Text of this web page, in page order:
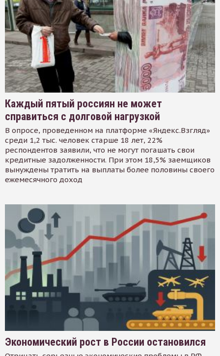
Каждый пятый россиян не может
справиться с долговой нагрузкой
В опросе, проведенном на платформе «Яндекс.Взгляд»
среди 1,2 тыс. человек старше 18 лет, 22%
респондентов заявили, что не могут погашать свои
кредитные задолженности. При этом 18,5% заемщиков
вынуждены тратить на выплаты более половины своего
ежемесячного доход
Экономический рост в России остановился